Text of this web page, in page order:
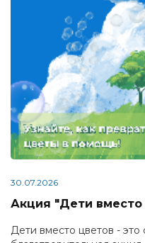
30.07.2026
Акция "Дети вместо
Дети вместо цветов -